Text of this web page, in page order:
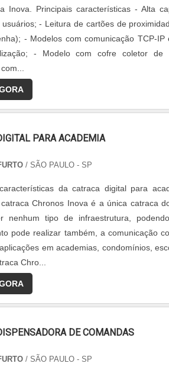
Inova. Principais características - Alta
- Leitura de cartões de
- Modelos com comunicação TCP-
- Modelo com cofre coletor de
PARA ACADEMIA
/ SÃO PAULO - SP
da catraca digital para
Chronos Inova é a única catraca
nenhum tipo de infraestrutura,
pode realizar também, a comunicação
em academias, condomínios,
Chro...
DE COMANDAS
/ SÃO PAULO - SP